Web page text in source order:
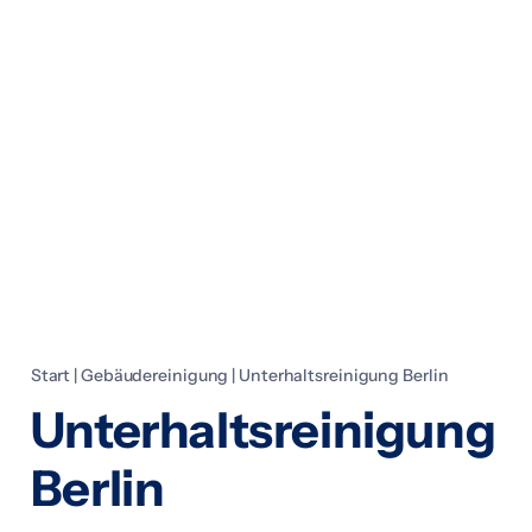
Start |Gebäudereinigung | Unterhaltsreinigung Berlin
Unterhaltsreinigung
Berlin